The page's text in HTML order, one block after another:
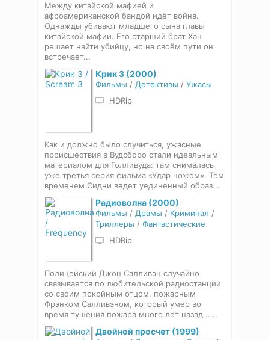
Между китайской мафией и
афроамериканской бандой идёт война.
Однажды убивают младшего сына главы
китайской мафии. Его старший брат Хан
решает найти убийцу, но на своём пути он
встречает...
Крик 3 (2000)
Фильмы / Детективы / Ужасы
HDRip
Как и должно было случиться, ужасные
происшествия в Вудсборо стали идеальным
материалом для Голливуда: там снималась
уже третья серия фильма «Удар ножом». Тем
временем Сидни ведет уединенный образ...
Радиоволна (2000)
Фильмы / Драмы / Криминал /
Триллеры / Фантастические
HDRip
Полицейский Джон Салливэн случайно
связывается по любительской радиостанции
со своим покойным отцом, пожарным
Фрэнком Салливэном, который умер во
время тушения пожара много лет назад......
Двойной просчет (1999)